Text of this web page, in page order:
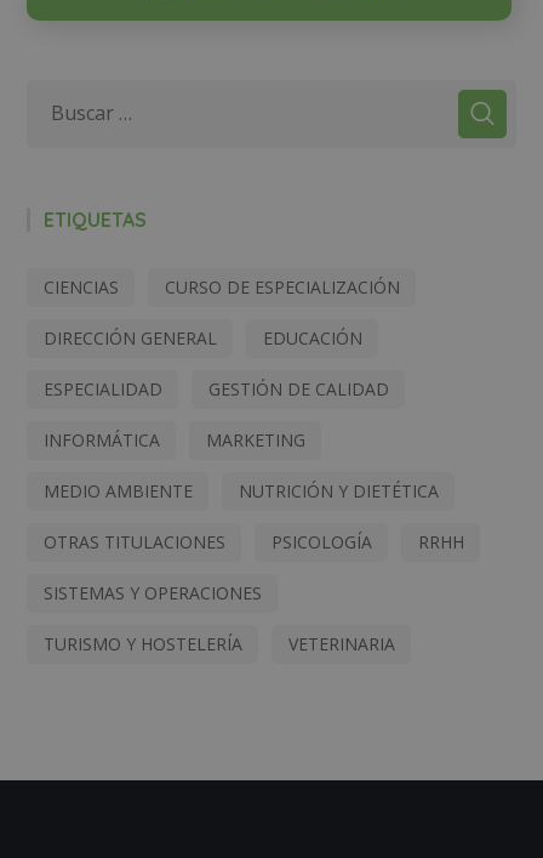
ETIQUETAS
CIENCIAS CURSO DE ESPECIALIZACIÓN
DIRECCIÓN GENERAL EDUCACIÓN
ESPECIALIDAD GESTIÓN DE CALIDAD
INFORMÁTICA MARKETING
MEDIO AMBIENTE NUTRICIÓN Y DIETÉTICA
OTRAS TITULACIONES PSICOLOGÍA RRHH
SISTEMAS Y OPERACIONES
TURISMO Y HOSTELERÍA VETERINARIA